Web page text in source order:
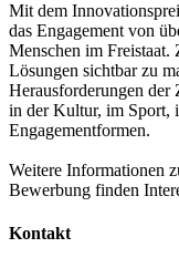
Mit dem
das Engagement von
Menschen im Freistaat.
Lösungen sichtbar zu
Herausforderungen der
in der Kultur, im Sport,
Engagementformen.
Weitere Informationen
Bewerbung finden
Kontakt